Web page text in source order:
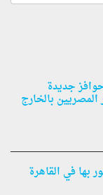
جديدة
المصريين بالخارج
في القاهرة